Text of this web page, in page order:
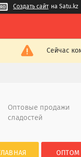
Создать сайт на Satu.kz
Сейчас
Оптовые продажи
сладостей
ГЛАВНАЯ ОПТОМ